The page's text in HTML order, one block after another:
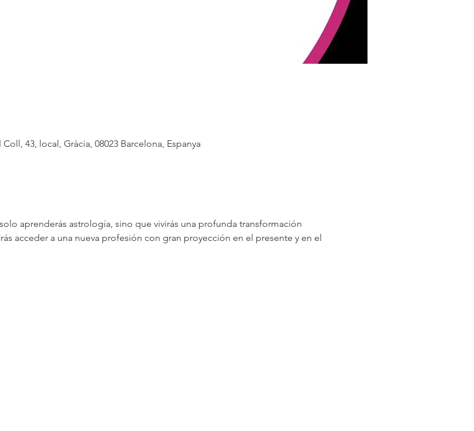
43, local, Gràcia, 08023 Barcelona, Espanya
aprenderás astrología, sino que vivirás una profunda transformación
acceder a una nueva profesión con gran proyección en el presente y en el